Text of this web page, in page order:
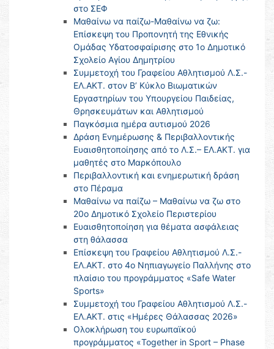
στο ΣΕΦ
Μαθαίνω να παίζω-Μαθαίνω να ζω:
Επίσκεψη του Προπονητή της Εθνικής
Ομάδας Υδατοσφαίρισης στο 1ο Δημοτικό
Σχολείο Αγίου Δημητρίου
Συμμετοχή του Γραφείου Αθλητισμού Λ.Σ.-
ΕΛ.ΑΚΤ. στον Β’ Κύκλο Βιωματικών
Εργαστηρίων του Υπουργείου Παιδείας,
Θρησκευμάτων και Αθλητισμού
Παγκόσμια ημέρα αυτισμού 2026
Δράση Ενημέρωσης & Περιβαλλοντικής
Ευαισθητοποίησης από το Λ.Σ.– ΕΛ.ΑΚΤ. για
μαθητές στο Μαρκόπουλο
Περιβαλλοντική και ενημερωτική δράση
στο Πέραμα
Μαθαίνω να παίζω – Μαθαίνω να ζω στο
20ο Δημοτικό Σχολείο Περιστερίου
Ευαισθητοποίηση για θέματα ασφάλειας
στη θάλασσα
Επίσκεψη του Γραφείου Αθλητισμού Λ.Σ.-
ΕΛ.ΑΚΤ. στο 4ο Νηπιαγωγείο Παλλήνης στο
πλαίσιο του προγράμματος «Safe Water
Sports»
Συμμετοχή του Γραφείου Αθλητισμού Λ.Σ.-
ΕΛ.ΑΚΤ. στις «Ημέρες Θάλασσας 2026»
Ολοκλήρωση του ευρωπαϊκού
προγράμματος «Together in Sport – Phase